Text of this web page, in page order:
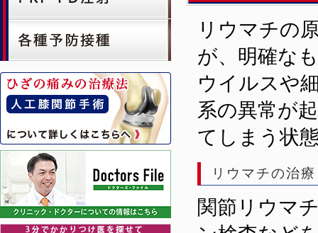
リウマチの
が、明確な
ウイルスや
系の異常が
てしまう状
リウマチの治療
関節リウマ